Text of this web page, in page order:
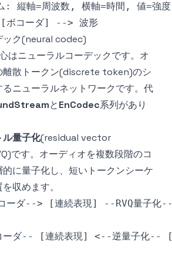
ック(neural codec)
はニューラルコーデックです。オ
離散トークン(discrete token)のシ
ニューラルネットワークです。代
とEnCodec系列があり
ル量子化(residual vector
です。オーディオを複数段階のコ
に量子化し、短いトークンシーケ
収めます。